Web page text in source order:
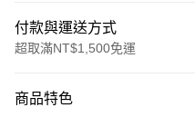
付款與運送方式
超取滿NT$1,500免運
信用卡一次付款
商品特色